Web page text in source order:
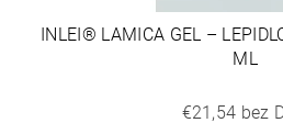
INLEI® LAMICA GEL –
ML
€21,54 bez